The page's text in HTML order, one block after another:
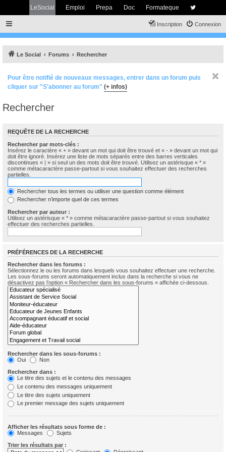
LeSocial Emploi Prepa Doc Formateque
Connexion
Inscription
Le Social Forums Rechercher
Pour être notifié de nouveaux messages, entrer dans un forum puis
cliquer sur "S'abonner au forum" (+ infos)
Rechercher
REQUÊTE DE LA RECHERCHE
Rechercher par mots-clés :
Insérez le caractère « + » devant un mot qui doit être trouvé et « - » devant un mot qui
doit être ignoré. Insérez une liste de mots séparés entre des barres verticales
discontinues « | » si seul un des mots doit être trouvé. Utilisez un astérisque « * »
comme métacaractère passe-partout si vous souhaitez effectuer des recherches
partielles.
Rechercher tous les termes ou utiliser une question comme élément
Rechercher n’importe quel de ces termes
Rechercher par auteur :
Utilisez un astérisque « * » comme métacaractère passe-partout si vous souhaitez
effectuer des recherches partielles.
PRÉFÉRENCES DE LA RECHERCHE
Rechercher dans les forums :
Sélectionnez le ou les forums dans lesquels vous souhaitez effectuer une recherche.
Les sous-forums seront automatiquement inclus dans la recherche si vous ne
désactivez pas l’option « Rechercher dans les sous-forums » affichée ci-dessous.
Rechercher dans les sous-forums :
Oui
Non
Rechercher dans :
Le titre des sujets et le contenu des messages
Le contenu des messages uniquement
Le titre des sujets uniquement
Le premier message des sujets uniquement
Afficher les résultats sous forme de :
Messages
Sujets
Trier les résultats par :